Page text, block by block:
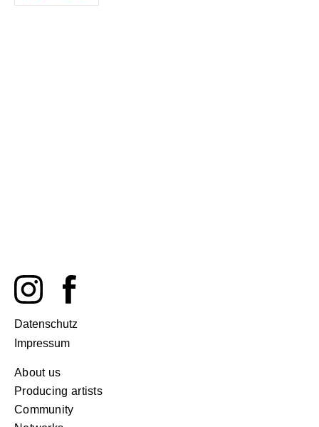
Datenschutz
Impressum
About us
Producing artists
Community